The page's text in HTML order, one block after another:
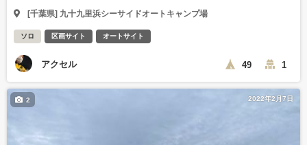
[千葉県] 九十九里浜シーサイドオートキャンプ場
ソロ 区画サイト オートサイト
アクセル 49 1
2022年2月7日
2